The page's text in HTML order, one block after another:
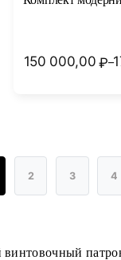
150 000,00₽–
Диапазон
000,00₽
2 3 4